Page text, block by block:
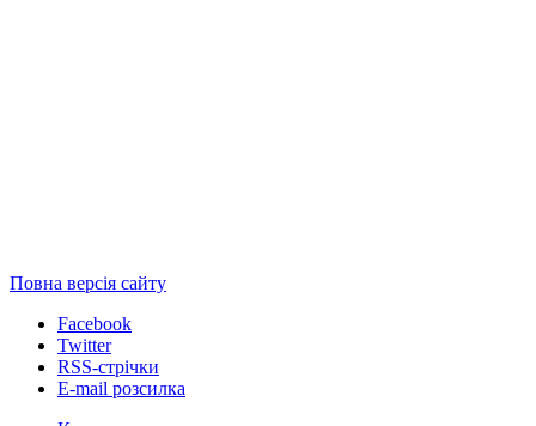
Повна версія сайту
Facebook
Twitter
RSS-стрічки
E-mail розсилка